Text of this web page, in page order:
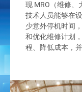
现 MRO（维修、
技术人员能够在
少意外停机时间
和优化维修计划
程、降低成本，